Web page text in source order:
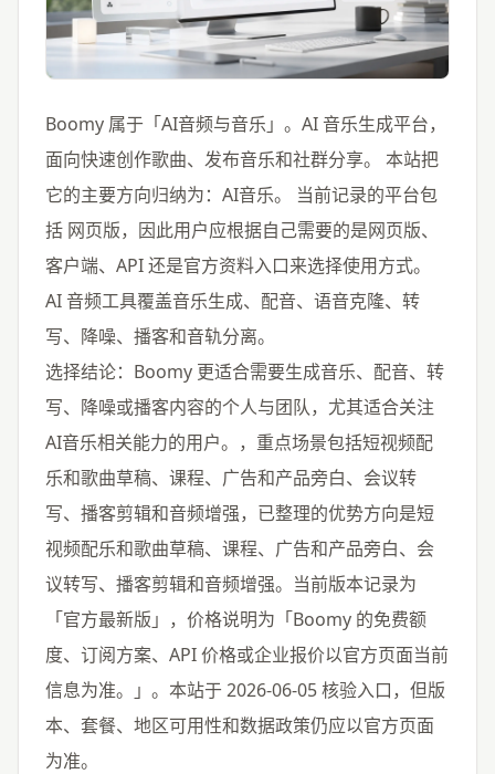
Boomy 属于「AI音频与音乐」。AI 音乐生成平台，
面向快速创作歌曲、发布音乐和社群分享。 本站把
它的主要方向归纳为：AI音乐。 当前记录的平台包
括 网页版，因此用户应根据自己需要的是网页版、
客户端、API 还是官方资料入口来选择使用方式。
AI 音频工具覆盖音乐生成、配音、语音克隆、转
写、降噪、播客和音轨分离。
选择结论：Boomy 更适合需要生成音乐、配音、转
写、降噪或播客内容的个人与团队，尤其适合关注
AI音乐相关能力的用户。，重点场景包括短视频配
乐和歌曲草稿、课程、广告和产品旁白、会议转
写、播客剪辑和音频增强，已整理的优势方向是短
视频配乐和歌曲草稿、课程、广告和产品旁白、会
议转写、播客剪辑和音频增强。当前版本记录为
「官方最新版」，价格说明为「Boomy 的免费额
度、订阅方案、API 价格或企业报价以官方页面当前
信息为准。」。本站于 2026-06-05 核验入口，但版
本、套餐、地区可用性和数据政策仍应以官方页面
为准。